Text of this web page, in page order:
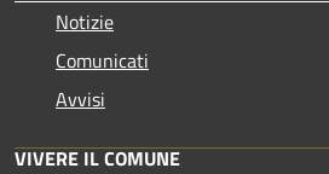
Notizie
Comunicati
Avvisi
VIVERE IL COMUNE